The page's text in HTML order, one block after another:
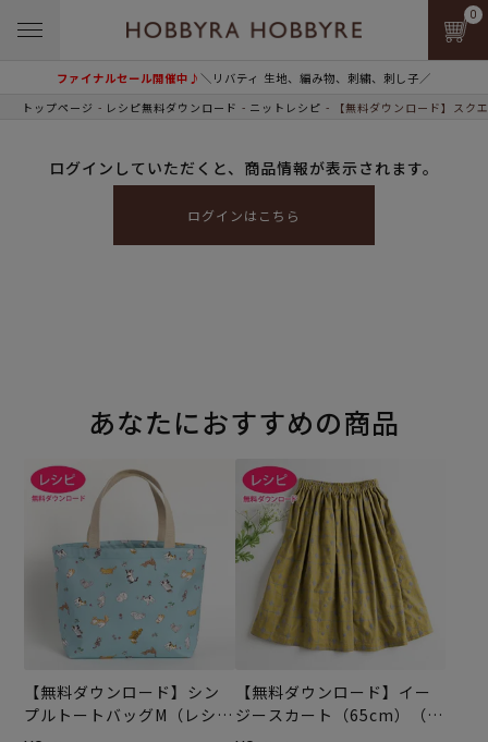
ファイナルセール開催中♪＼リバティ 生地、編み物、刺繍、刺し子／
0
トップページ レシピ無料ダウンロード ニットレシピ 【無料ダウンロード】スク
ログインしていただくと、商品情報が表示されます。
ログインはこちら
あなたにおすすめの商品
【無料ダウンロード】シン
プルトートバッグM（レシ
ピ）
【無料ダウンロード】イー
ジースカート（65cm）（レ
シピ）